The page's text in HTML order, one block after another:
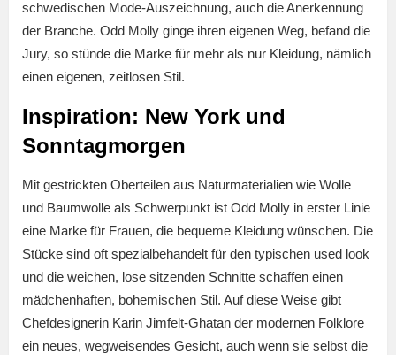
schwedischen Mode-Auszeichnung, auch die Anerkennung
der Branche. Odd Molly ginge ihren eigenen Weg, befand die
Jury, so stünde die Marke für mehr als nur Kleidung, nämlich
einen eigenen, zeitlosen Stil.
Inspiration: New York und
Sonntagmorgen
Mit gestrickten Oberteilen aus Naturmaterialien wie Wolle
und Baumwolle als Schwerpunkt ist Odd Molly in erster Linie
eine Marke für Frauen, die bequeme Kleidung wünschen. Die
Stücke sind oft spezialbehandelt für den typischen used look
und die weichen, lose sitzenden Schnitte schaffen einen
mädchenhaften, bohemischen Stil. Auf diese Weise gibt
Chefdesignerin Karin Jimfelt-Ghatan der modernen Folklore
ein neues, wegweisendes Gesicht, auch wenn sie selbst die